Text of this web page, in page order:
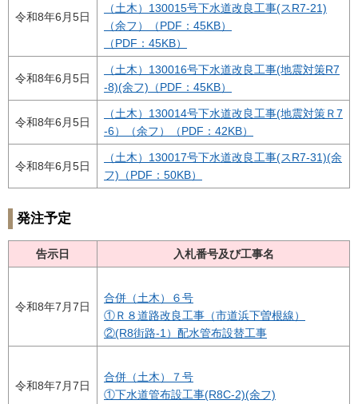
令和8年6月5日
（土木）130015号下水道改良工事(スR7-21)
（余フ）（PDF：45KB）
（PDF：45KB）
令和8年6月5日
（土木）130016号下水道改良工事(地震対策R7
-8)(余フ)（PDF：45KB）
令和8年6月5日
（土木）130014号下水道改良工事(地震対策Ｒ7
-6）（余フ）（PDF：42KB）
令和8年6月5日
（土木）130017号下水道改良工事(スR7-31)(余
フ)（PDF：50KB）
発注予定
告示日 入札番号及び工事名
令和8年7月7日
合併（土木）６号
①Ｒ８道路改良工事（市道浜下曽根線）
②(R8街路-1）配水管布設替工事
令和8年7月7日
合併（土木）７号
①下水道管布設工事(R8C-2)(余フ)